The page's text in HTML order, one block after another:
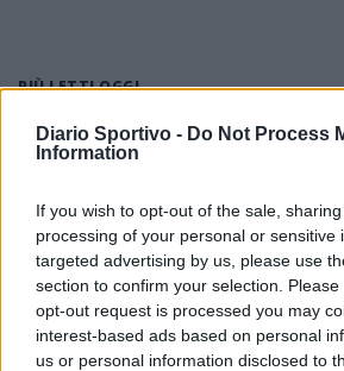
Diario Sportivo - Do Not Process
Information
If you wish to opt-out of the sale,
processing of your personal or sensitive
targeted advertising by us, please use
section to confirm your selection.
opt-out request is processed you may
interest-based ads based on personal
us or personal information disclosed to
PIÙ LETTI OGGI
5 Ago 2026
Anche il Fasano out e
a sei, l'Ilva è la prima
ripescate
5 Ago 2026